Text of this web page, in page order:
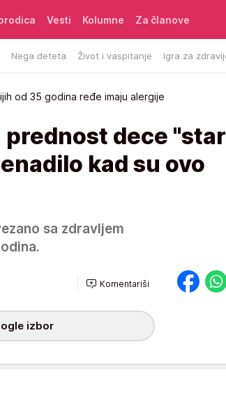
Nega deteta Život i vaspitanje Igra za
Vesti Kolumne Za članove
od 35 godina ređe imaju alergije
dece
kad su ovo
sa zdravljem
Komentariši
izbor